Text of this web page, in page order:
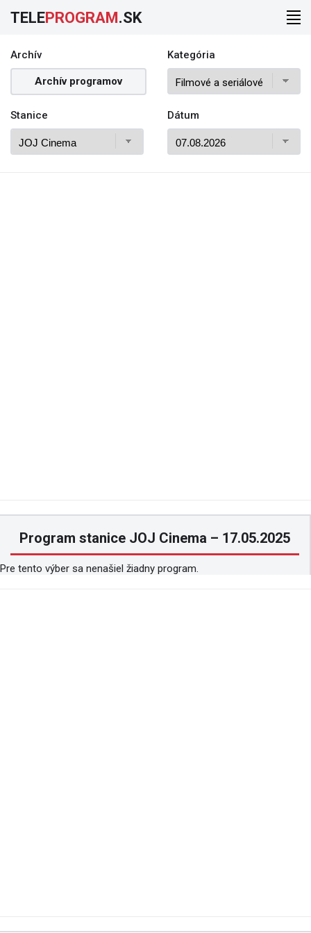
TELEPROGRAM.SK
Archív
Archív programov
Kategória
Stanice Dátum
Program stanice JOJ Cinema – 17.05.2025
Pre tento výber sa nenašiel žiadny program.